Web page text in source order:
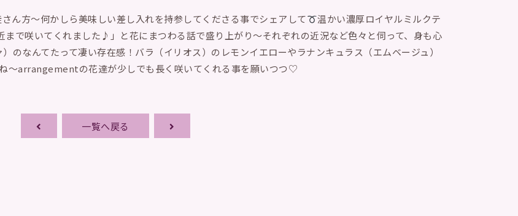
方〜何かしら美味しい差し入れを持参してくださる事でシェアして
温かい濃厚ロイヤルミルクテ
まで咲いてくれました♪」と花にまつわる話で盛り上がり〜それぞれの近況など色々と伺って、身も心
のなんてたって凄い存在感！バラ（イリオス）のレモンイエローやラナンキュラス（エムベージュ）
〜arrangementの花達が少しでも長く咲いてくれる事を願いつつ♡
一覧へ戻る